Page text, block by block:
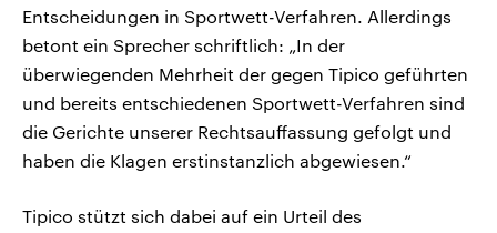
Entscheidungen in Sportwett-Verfahren. Allerdings
betont ein Sprecher schriftlich: „In der
überwiegenden Mehrheit der gegen Tipico geführten
und bereits entschiedenen Sportwett-Verfahren sind
die Gerichte unserer Rechtsauffassung gefolgt und
haben die Klagen erstinstanzlich abgewiesen.“
Tipico stützt sich dabei auf ein Urteil des